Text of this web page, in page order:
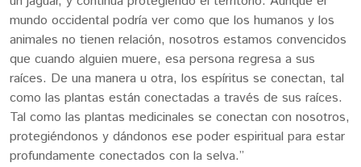
mundo occidental podría ver como que los humanos y los
animales no tienen relación, nosotros estamos convencidos
que cuando alguien muere, esa persona regresa a sus
raíces. De una manera u otra, los espíritus se conectan, tal
como las plantas están conectadas a través de sus raíces.
Tal como las plantas medicinales se conectan con nosotros,
protegiéndonos y dándonos ese poder espiritual para estar
profundamente conectados con la selva.”